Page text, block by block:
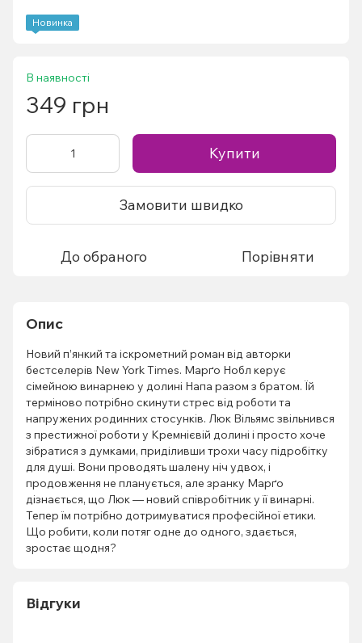
Новинка
В наявності
349 грн
Купити
Замовити швидко
До обраного Порівняти
Опис
Новий п’янкий та іскрометний роман від авторки
бестселерів New York Times. Марґо Нобл керує
сімейною винарнею у долині Напа разом з братом. Їй
терміново потрібно скинути стрес від роботи та
напружених родинних стосунків. Люк Вільямс звільнився
з престижної роботи у Кремнієвій долині і просто хоче
зібратися з думками, приділивши трохи часу підробітку
для душі. Вони проводять шалену ніч удвох, і
продовження не планується, але зранку Марґо
дізнається, що Люк — новий співробітник у її винарні.
Тепер їм потрібно дотримуватися професійної етики.
Що робити, коли потяг одне до одного, здається,
зростає щодня?
Відгуки